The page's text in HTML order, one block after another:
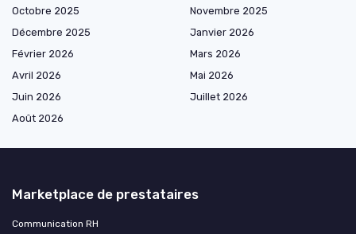
Octobre 2025
Novembre 2025
Décembre 2025
Janvier 2026
Février 2026
Mars 2026
Avril 2026
Mai 2026
Juin 2026
Juillet 2026
Août 2026
Marketplace de prestataires
Communication RH